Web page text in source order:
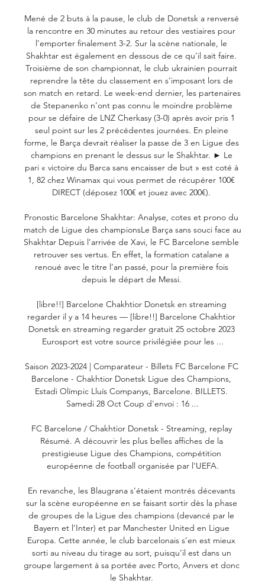
Mené de 2 buts à la pause, le club de Donetsk a renversé
la rencontre en 30 minutes au retour des vestiaires pour
l’emporter finalement 3-2. Sur la scène nationale, le
Shakhtar est également en dessous de ce qu’il sait faire.
Troisième de son championnat, le club ukrainien pourrait
reprendre la tête du classement en s’imposant lors de
son match en retard. Le week-end dernier, les partenaires
de Stepanenko n’ont pas connu le moindre problème
pour se défaire de LNZ Cherkasy (3-0) après avoir pris 1
seul point sur les 2 précédentes journées. En pleine
forme, le Barça devrait réaliser la passe de 3 en Ligue des
champions en prenant le dessus sur le Shakhtar. ► Le
pari « victoire du Barca sans encaisser de but » est coté à
1, 82 chez Winamax qui vous permet de récupérer 100€
DIRECT (déposez 100€ et jouez avec 200€).
Pronostic Barcelone Shakhtar: Analyse, cotes et prono du
match de Ligue des championsLe Barça sans souci face au
Shakhtar Depuis l’arrivée de Xavi, le FC Barcelone semble
retrouver ses vertus. En effet, la formation catalane a
renoué avec le titre l’an passé, pour la première fois
depuis le départ de Messi.
[libre!!] Barcelone Chakhtior Donetsk en streaming
regarder il y a 14 heures — [libre!!] Barcelone Chakhtior
Donetsk en streaming regarder gratuit 25 octobre 2023
Eurosport est votre source privilégiée pour les ...
Saison 2023-2024 | Comparateur - Billets FC Barcelone FC
Barcelone - Chakhtior Donetsk Ligue des Champions,
Estadi Olímpic Lluís Companys, Barcelone. BILLETS.
Samedi 28 Oct Coup d'envoi : 16 ...
FC Barcelone / Chakhtior Donetsk - Streaming, replay
Résumé. A découvrir les plus belles affiches de la
prestigieuse Ligue des Champions, compétition
européenne de football organisée par l'UEFA.
En revanche, les Blaugrana s’étaient montrés décevants
sur la scène européenne en se faisant sortir dès la phase
de groupes de la Ligue des champions (devancé par le
Bayern et l’Inter) et par Manchester United en Ligue
Europa. Cette année, le club barcelonais s’en est mieux
sorti au niveau du tirage au sort, puisqu’il est dans un
groupe largement à sa portée avec Porto, Anvers et donc
le Shakhtar.